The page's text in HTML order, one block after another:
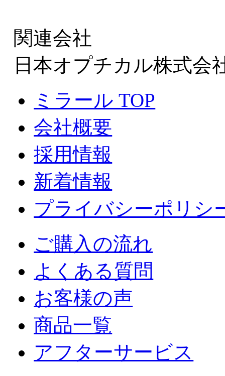
関連会社
日本オプチカル株式会
ミラール TOP
会社概要
採用情報
新着情報
プライバシーポリシ
ご購入の流れ
よくある質問
お客様の声
商品一覧
アフターサービス